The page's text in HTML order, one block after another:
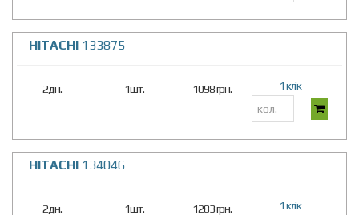
HITACHI 133875
2дн. 1шт. 1098 грн. 1 клік
HITACHI 134046
2дн. 1шт. 1283 грн. 1 клік